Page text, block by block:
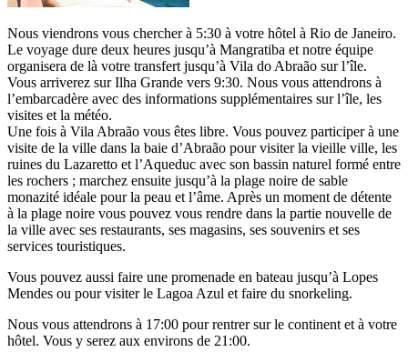
Nous viendrons vous chercher à 5:30 à votre hôtel à Rio de Janeiro.
Le voyage dure deux heures jusqu’à Mangratiba et notre équipe
organisera de là votre transfert jusqu’à Vila do Abraão sur l’île.
Vous arriverez sur Ilha Grande vers 9:30. Nous vous attendrons à
l’embarcadère avec des informations supplémentaires sur l’île, les
visites et la météo.
Une fois à Vila Abraão vous êtes libre. Vous pouvez participer à une
visite de la ville dans la baie d’Abraão pour visiter la vieille ville, les
ruines du Lazaretto et l’Aqueduc avec son bassin naturel formé entre
les rochers ; marchez ensuite jusqu’à la plage noire de sable
monazité idéale pour la peau et l’âme. Après un moment de détente
à la plage noire vous pouvez vous rendre dans la partie nouvelle de
la ville avec ses restaurants, ses magasins, ses souvenirs et ses
services touristiques.
Vous pouvez aussi faire une promenade en bateau jusqu’à Lopes
Mendes ou pour visiter le Lagoa Azul et faire du snorkeling.
Nous vous attendrons à 17:00 pour rentrer sur le continent et à votre
hôtel. Vous y serez aux environs de 21:00.